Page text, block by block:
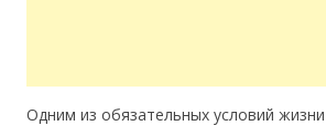
Одним из обязательных условий